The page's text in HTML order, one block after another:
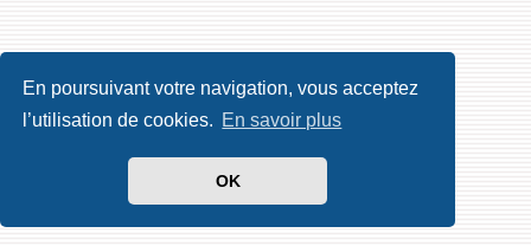
En poursuivant votre navigation, vous acceptez
l’utilisation de cookies. En savoir plus
OK